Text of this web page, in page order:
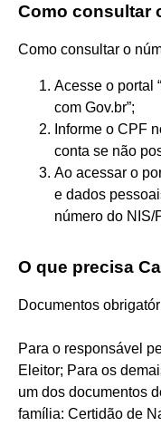
Como consultar
Como consultar o
Acesse o portal
com Gov.br”;
Informe o CPF
conta se não
Ao acessar o
e dados
número do NIS/
O que precisa
Documentos
Para o responsável
Eleitor; Para os
um dos documentos
família: Certidão de